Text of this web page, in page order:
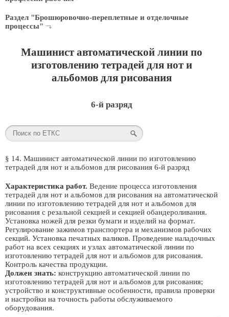
Раздел "Брошюровочно-переплетные и отделочные
процессы"
Машинист автоматической линии по
изготовлению тетрадей для нот и
альбомов для рисования
6-й разряд
§ 14. Машинист автоматической линии по изготовлению
тетрадей для нот и альбомов для рисования 6-й разряд
Характеристика работ. Ведение процесса изготовления
тетрадей для нот и альбомов для рисования на автоматической
линии по изготовлению тетрадей для нот и альбомов для
рисования с резальной секцией и секцией обандероливания.
Установка ножей для резки бумаги и изделий на формат.
Регулирование зажимов транспортера и механизмов рабочих
секций. Установка печатных валиков. Проведение наладочных
работ на всех секциях и узлах автоматической линии по
изготовлению тетрадей для нот и альбомов для рисования.
Контроль качества продукции.
Должен знать: конструкцию автоматической линии по
изготовлению тетрадей для нот и альбомов для рисования;
устройство и конструктивные особенности, правила проверки
и настройки на точность работы обслуживаемого
оборудования.